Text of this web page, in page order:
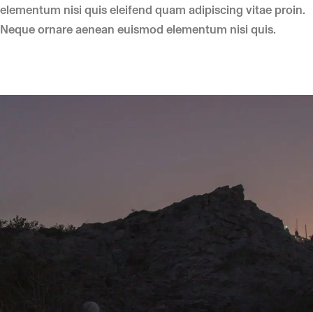
elementum nisi quis eleifend quam adipiscing vitae proin.
Neque ornare aenean euismod elementum nisi quis.